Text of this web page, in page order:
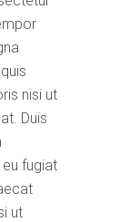
nisi ut
Duis
fugiat
ut